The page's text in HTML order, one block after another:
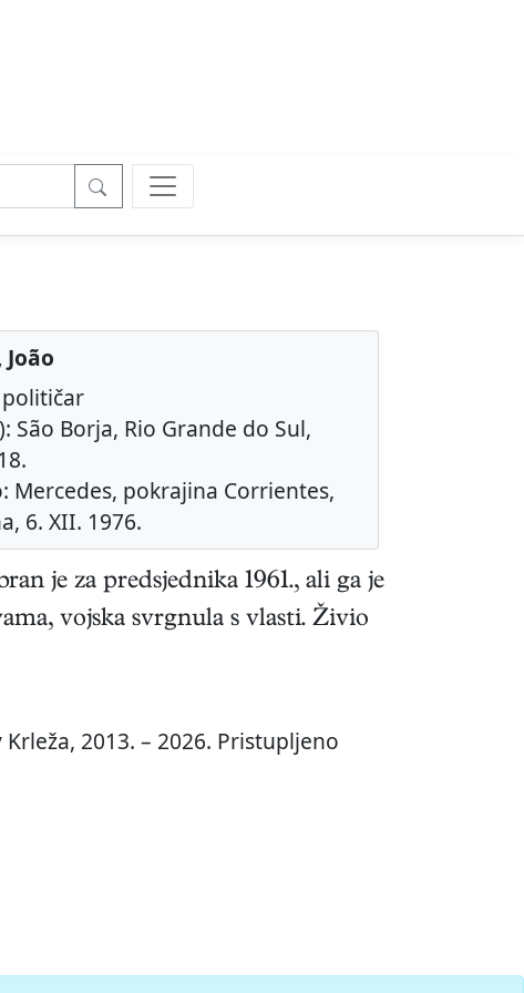
São Borja, Rio Grande do Sul,
Mercedes, pokrajina Corrientes,
6. XII. 1976.
je za predsjednika 1961., ali ga je
vojska svrgnula s vlasti. Živio
2013. – 2026. Pristupljeno